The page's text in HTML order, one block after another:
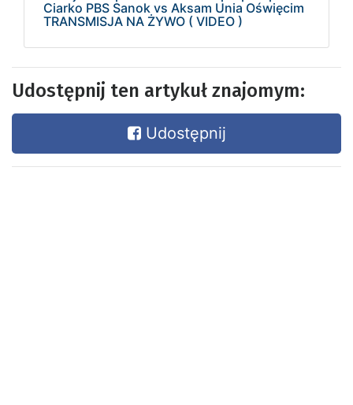
Ciarko PBS Sanok vs Aksam Unia Oświęcim
TRANSMISJA NA ŻYWO ( VIDEO )
Udostępnij ten artykuł znajomym:
Udostępnij